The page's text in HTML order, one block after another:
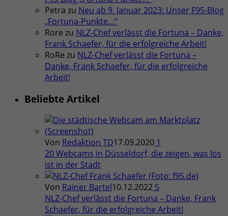
Petra zu Neu ab 9. Januar 2023: Unser F95-Blog
„Fortuna-Punkte…“
Rore zu NLZ-Chef verlässt die Fortuna – Danke,
Frank Schaefer, für die erfolgreiche Arbeit!
RoRe zu NLZ-Chef verlässt die Fortuna –
Danke, Frank Schaefer, für die erfolgreiche
Arbeit!
Beliebte Artikel
Von Redaktion TD17.09.2020 1
20 Webcams in Düsseldorf, die zeigen, was los
ist in der Stadt
Von Rainer Bartel10.12.2022 5
NLZ-Chef verlässt die Fortuna – Danke, Frank
Schaefer, für die erfolgreiche Arbeit!